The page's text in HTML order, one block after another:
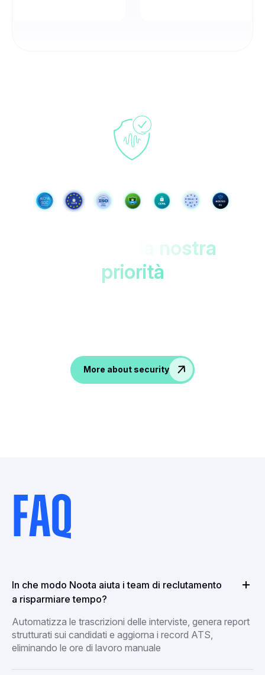
la nostra
priorità
More about security
FAQ
In che modo Noota aiuta i team di reclutamento
a risparmiare tempo?
Automatizza le trascrizioni delle interviste, genera report
strutturati sui candidati e aggiorna i record ATS,
eliminando le ore di lavoro manuale